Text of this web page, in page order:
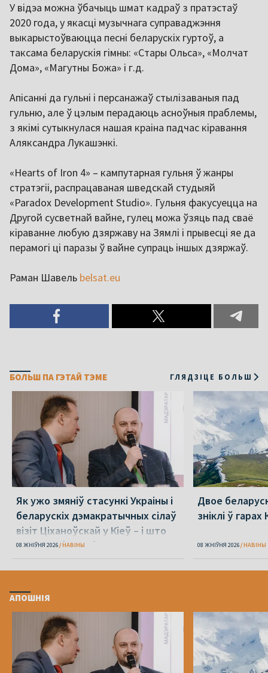
У відэа можна ўбачыць шмат кадраў з пратэстаў
2020 года, у якасці музычнага суправаджэння
выкарыстоўваюцца песні беларускіх гуртоў, а
таксама беларускія гімны: «Стары Ольса», «Молчат
Дома», «Магутны Божа» і г.д.
Апісанні да гульні і персанажаў стылізаваныя пад
гульню, але ў цэлым перадаюць асноўныя праблемы,
з якімі сутыкнулася нашая краіна падчас кіравання
Аляксандра Лукашэнкі.
«Hearts of Iron 4» – кампутарная гульня ў жанры
стратэгіі, распрацаваная шведскай студыяй
«Paradox Development Studio». Гульня факусуецца на
Другой сусветнай вайне, гулец можа ўзяць пад сваё
кіраванне любую дзяржаву на Зямлі і прывесці яе да
перамогі ці паразы ў вайне супраць іншых дзяржаў.
Раман Шавель belsat.eu
БОЛЬШ ПА ГЭТАЙ ТЭМЕ ГЛЯДЗІЦЕ БОЛЬШ
Як ужо змяніў стасункі Украіны і
беларускіх дэмакратычных сілаў
візіт Ціханоўскай у Кіеў – і што
яшчэ трэба зрабіць
08 ЖНІЎНЯ 2026 НАВІНЫ
Двое
зніклі ў
08 ЖНІЎНЯ 2026 НАВІНЫ
АПОШНІЯ